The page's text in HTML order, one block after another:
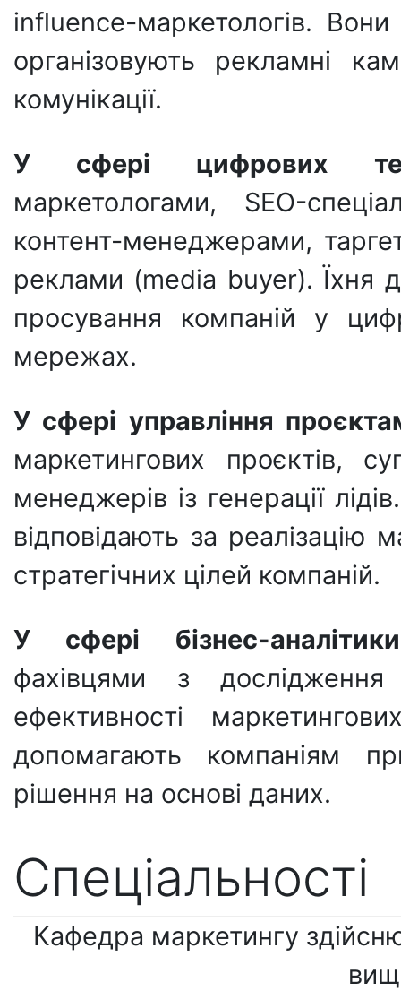
influence-маркетологів.
організовують рекламні
комунікації.
У сфері цифрових
маркетологами, SEO-
контент-менеджерами,
реклами (media buyer). Їхня
просування компаній у
мережах.
У сфері управління
маркетингових проєктів,
менеджерів із генерації
відповідають за реалізацію
стратегічних цілей компаній.
У сфері бізнес-аналітики
фахівцями з
ефективності
допомагають компаніям
рішення на основі даних.
Cпеціальності
Кафедра маркетингу